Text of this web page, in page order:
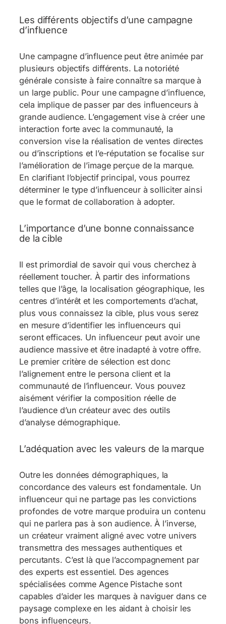
Les différents objectifs d’une campagne
d’influence
Une campagne d’influence peut être animée par
plusieurs objectifs différents. La notoriété
générale consiste à faire connaître sa marque à
un large public. Pour une campagne d’influence,
cela implique de passer par des influenceurs à
grande audience. L’engagement vise à créer une
interaction forte avec la communauté, la
conversion vise la réalisation de ventes directes
ou d’inscriptions et l’e-réputation se focalise sur
l’amélioration de l’image perçue de la marque.
En clarifiant l’objectif principal, vous pourrez
déterminer le type d’influenceur à solliciter ainsi
que le format de collaboration à adopter.
L’importance d’une bonne connaissance
de la cible
Il est primordial de savoir qui vous cherchez à
réellement toucher. À partir des informations
telles que l’âge, la localisation géographique, les
centres d’intérêt et les comportements d’achat,
plus vous connaissez la cible, plus vous serez
en mesure d’identifier les influenceurs qui
seront efficaces. Un influenceur peut avoir une
audience massive et être inadapté à votre offre.
Le premier critère de sélection est donc
l’alignement entre le persona client et la
communauté de l’influenceur. Vous pouvez
aisément vérifier la composition réelle de
l’audience d’un créateur avec des outils
d’analyse démographique.
L’adéquation avec les valeurs de la marque
Outre les données démographiques, la
concordance des valeurs est fondamentale. Un
influenceur qui ne partage pas les convictions
profondes de votre marque produira un contenu
qui ne parlera pas à son audience. À l’inverse,
un créateur vraiment aligné avec votre univers
transmettra des messages authentiques et
percutants. C’est là que l’accompagnement par
des experts est essentiel. Des agences
spécialisées comme Agence Pistache sont
capables d’aider les marques à naviguer dans ce
paysage complexe en les aidant à choisir les
bons influenceurs.